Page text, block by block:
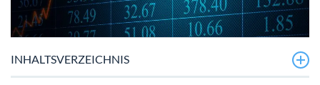
INHALTSVERZEICHNIS